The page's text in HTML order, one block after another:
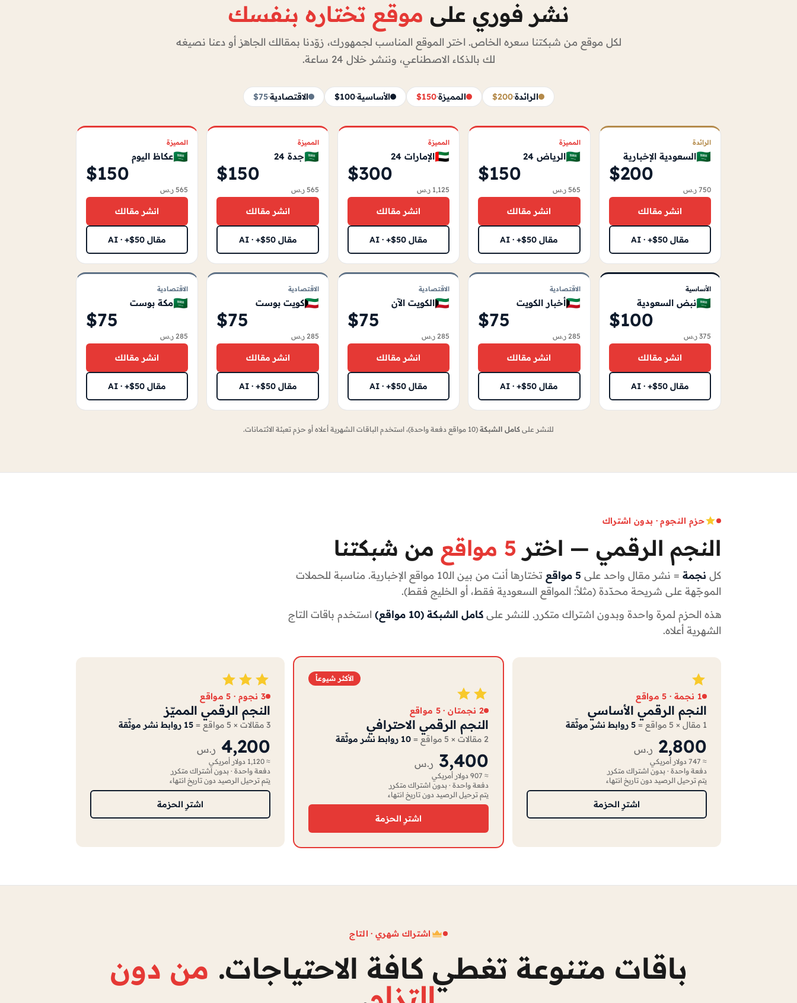
نشر فوري على موقع تختاره بنفسك
لكل موقع من شبكتنا سعره الخاص. اختر الموقع المناسب لجمهورك، زوّدنا بمقالك الجاهز أو دعنا نصيغه
لك بالذكاء الاصطناعي، وننشر خلال 24 ساعة.
الرائدة·
$200 المميزة·
$150 الأساسية·
$100 الاقتصادية·
$75
الرائدة
🇸🇦السعودية الإخبارية
$200
750 ر.س
انشر مقالك
مقال AI · +$50
المميزة
🇸🇦الرياض 24
$150
565 ر.س
انشر مقالك
مقال AI · +$50
المميزة
🇦🇪الإمارات 24
$300
1,125 ر.س
انشر مقالك
مقال AI · +$50
المميزة
🇸🇦جدة 24
$150
565 ر.س
انشر مقالك
مقال AI · +$50
المميزة
🇸🇦عكاظ اليوم
$150
565 ر.س
انشر مقالك
مقال AI · +$50
الأساسية
🇸🇦نبض السعودية
$100
375 ر.س
انشر مقالك
مقال AI · +$50
الاقتصادية
🇰🇼أخبار الكويت
$75
285 ر.س
انشر مقالك
مقال AI · +$50
الاقتصادية
🇰🇼الكويت الآن
$75
285 ر.س
انشر مقالك
مقال AI · +$50
الاقتصادية
🇰🇼كويت بوست
$75
285 ر.س
انشر مقالك
مقال AI · +$50
الاقتصادية
🇸🇦مكة بوست
$75
285 ر.س
انشر مقالك
مقال AI · +$50
للنشر على كامل الشبكة (10 مواقع دفعة واحدة)، استخدم الباقات الشهرية أعلاه أو حزم تعبئة الائتمانات.
حزم النجوم · بدون اشتراك
النجم الرقمي — اختر 5 مواقع من شبكتنا
كل نجمة = نشر مقال واحد على 5 مواقع
تختارها أنت من بين الـ10 مواقع الإخبارية. مناسبة للحملات
الموجّهة على شريحة محدّدة (مثلاً: المواقع السعودية فقط، أو الخليج فقط).
هذه الحزم لمرة واحدة وبدون اشتراك متكرر. للنشر على كامل الشبكة (10 مواقع)
استخدم باقات التاج
الشهرية أعلاه.
1 نجمة · 5 مواقع
النجم الرقمي الأساسي
1 مقال × 5 مواقع = 5 روابط نشر موثّقة
2,800 ر.س
≈ 747 دولار أمريكي
دفعة واحدة · بدون اشتراك متكرر
يتم ترحيل الرصيد دون تاريخ انتهاء
اشترِ الحزمة
الأكثر شيوعاً
2 نجمتان · 5 مواقع
النجم الرقمي الاحترافي
2 مقالات × 5 مواقع = 10 روابط نشر موثّقة
3,400 ر.س
≈ 907 دولار أمريكي
دفعة واحدة · بدون اشتراك متكرر
يتم ترحيل الرصيد دون تاريخ انتهاء
اشترِ الحزمة
3 نجوم · 5 مواقع
النجم الرقمي المميّز
3 مقالات × 5 مواقع = 15 روابط نشر موثّقة
4,200 ر.س
≈ 1,120 دولار أمريكي
دفعة واحدة · بدون اشتراك متكرر
يتم ترحيل الرصيد دون تاريخ انتهاء
اشترِ الحزمة
اشتراك شهري · التاج
باقات متنوعة تغطي كافة الاحتياجات. من دون